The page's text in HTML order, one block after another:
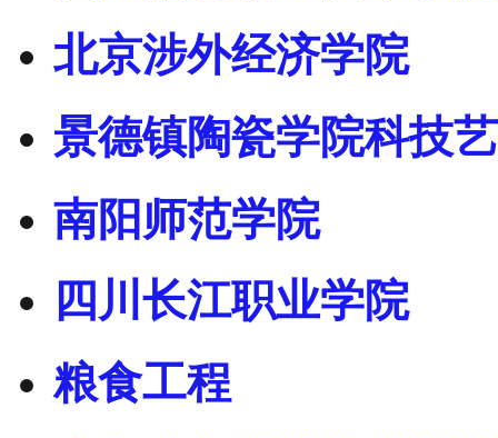
北京涉外经济学院
景德镇陶瓷学院科技
南阳师范学院
四川长江职业学院
粮食工程